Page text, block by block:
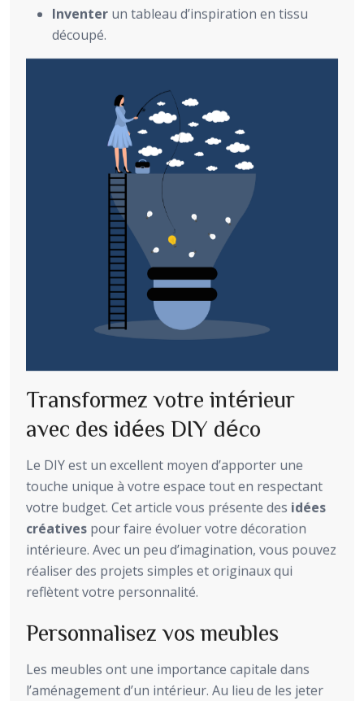
Inventer un tableau d’inspiration en tissu
découpé.
Transformez votre intérieur
avec des idées DIY déco
Le DIY est un excellent moyen d’apporter une
touche unique à votre espace tout en respectant
votre budget. Cet article vous présente des idées
créatives pour faire évoluer votre décoration
intérieure. Avec un peu d’imagination, vous pouvez
réaliser des projets simples et originaux qui
reflètent votre personnalité.
Personnalisez vos meubles
Les meubles ont une importance capitale dans
l’aménagement d’un intérieur. Au lieu de les jeter